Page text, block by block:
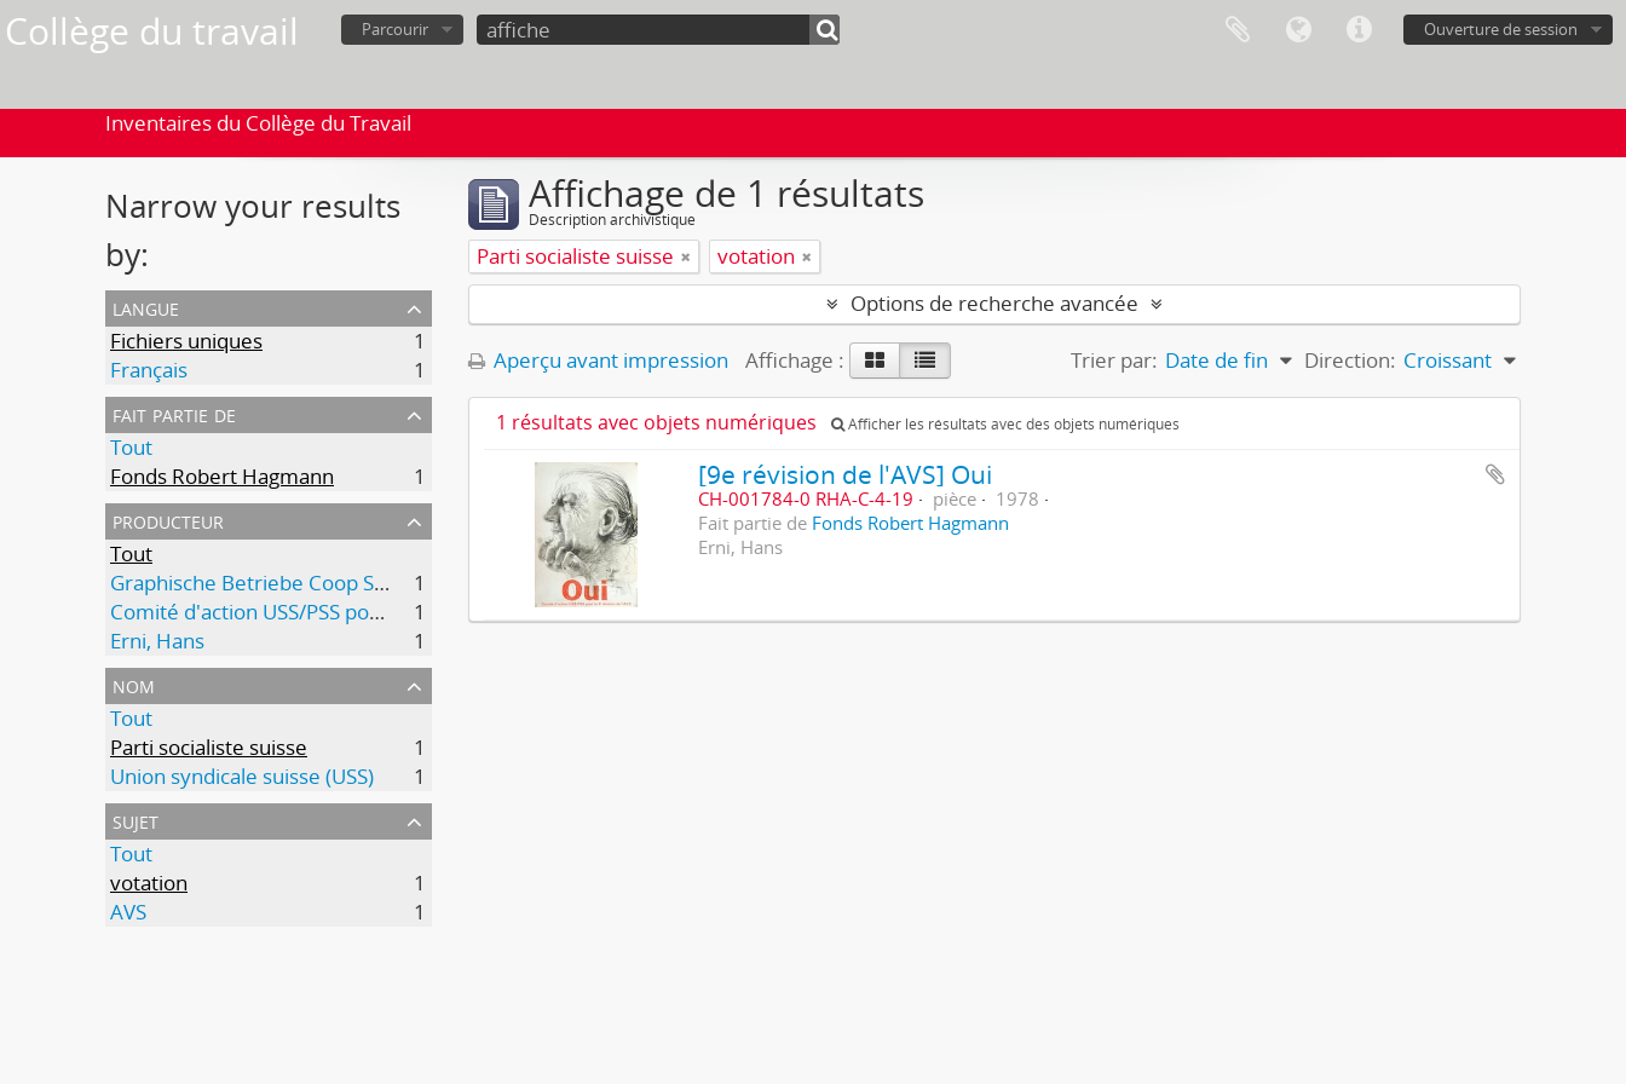
Collège du travail Ouverture de session
Parcourir
Inventaires du Collège du Travail
Narrow your results
by:
langue
Fichiers uniques
1
Français
1
fait partie de
Tout
Fonds Robert Hagmann
1
producteur
Tout
Graphische Betriebe Coop Schweiz, Basel
1
Comité d'action USS/PSS pour la 9e révision de l'AVS
1
Erni, Hans
1
nom
Tout
Parti socialiste suisse
1
Union syndicale suisse (USS)
1
sujet
Tout
votation
1
AVS
1
Affichage de 1 résultats
Description archivistique
Parti socialiste suisse
votation
Options de recherche avancée
Aperçu avant impression Affichage : Trier par: Date de fin Direction: Croissant
1 résultats avec objets numériques Afficher les résultats avec des objets numériques
[9e révision de l'AVS] Oui
CH-001784-0 RHA-C-4-19 pièce
1978
Fait partie de Fonds Robert Hagmann
Erni, Hans